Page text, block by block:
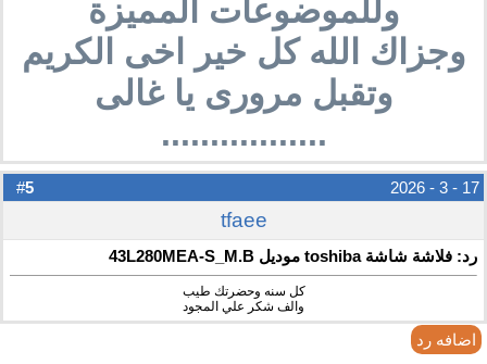
وللموضوعات المميزة
وجزاك الله كل خير اخى الكريم
وتقبل مرورى يا غالى
.................
5 17 - 3 - 2026
tfaee
رد: فلاشة شاشة toshiba موديل 43L280MEA-S_M.B
كل سنه وحضرتك طيب
والف شكر علي المجود
اضافه رد